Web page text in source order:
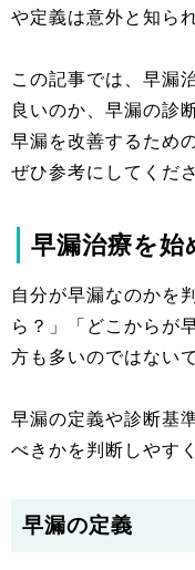
や定義は意外と知ら
この記事では、早漏
良いのか、早漏の診
早漏を改善するため
ぜひ参考にしてくだ
早漏治療を始
自分が早漏なのかを
ら？」「どこからが
方も多いのではない
早漏の定義や診断基
べきかを判断しやす
早漏の定義